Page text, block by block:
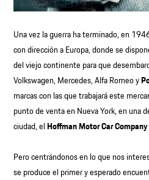
Una vez la guerra ha terminado, en
con dirección a Europa, donde se
del viejo continente para que
Volkswagen, Mercedes, Alfa Romeo y
marcas con las que trabajará este
punto de venta en Nueva York, en una
ciudad, elHoffman Motor Car Company
Pero centrándonos en lo que nos
se produce el primer y esperado